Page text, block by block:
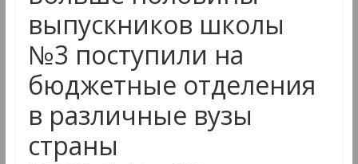
выпускников школы
№3 поступили на
бюджетные отделения
в различные вузы
страны